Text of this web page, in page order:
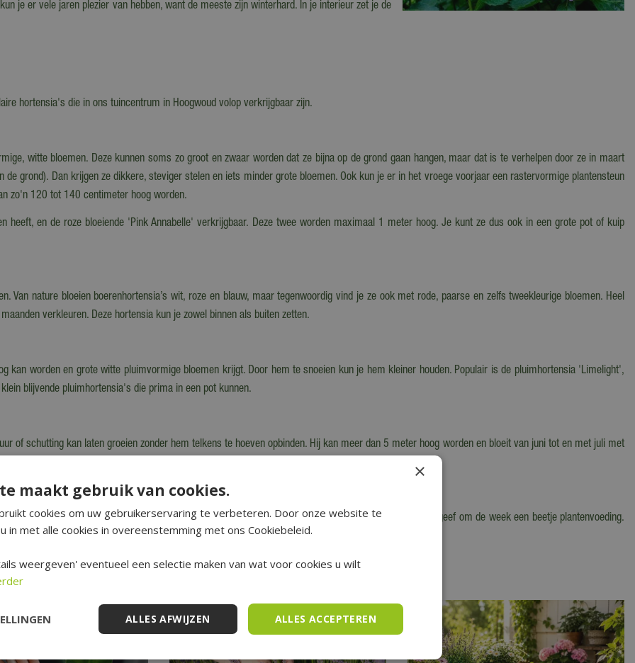
je er vele jaren plezier van hebben, want de meeste zijn winterhard. In je interieur zet je de
hortensia's die in ons tuincentrum in Hoogwoud volop verkrijgbaar zijn.
witte bloemen. Deze kunnen soms zo groot en zwaar worden dat ze bijna op de grond gaan hangen, maar dat is te verhelpen door ze in maart
grond). Dan krijgen ze dikkere, steviger stelen en iets minder grote bloemen. Ook kun je er in het vroege voorjaar een rastervormige plantensteun
zo'n 120 tot 140 centimeter hoog worden.
heeft, en de roze bloeiende 'Pink Annabelle' verkrijgbaar. Deze twee worden maximaal 1 meter hoog. Je kunt ze dus ook in een grote pot of kuip
Van nature bloeien boerenhortensia’s wit, roze en blauw, maar tegenwoordig vind je ze ook met rode, paarse en zelfs tweekleurige bloemen. Heel
verkleuren. Deze hortensia kun je zowel binnen als buiten zetten.
kan worden en grote witte pluimvormige bloemen krijgt. Door hem te snoeien kun je hem kleiner houden. Populair is de pluimhortensia 'Limelight',
blijvende pluimhortensia's die prima in een pot kunnen.
of schutting kan laten groeien zonder hem telkens te hoeven opbinden. Hij kan meer dan 5 meter hoog worden en bloeit van juni tot en met juli met
Op een schaduwrijke plek zal hij alleen wat minder uitbundig bloeien.
met witte, roze, blauwe, paarse of groene bloemen. Zorg dat de potgrond vochtig blijft en geef om de week een beetje plantenvoeding.
half mei, na IJsheiligen, kun je de plant met pot en al ook een plekje op je terras of balkon geven.
×
maakt gebruik van cookies.
cookies om uw gebruikerservaring te verbeteren. Door onze website te
in met alle cookies in overeenstemming met ons Cookiebeleid.
weergeven' eventueel een selectie maken van wat voor cookies u wilt
ALLES ACCEPTEREN
ALLES AFWIJZEN